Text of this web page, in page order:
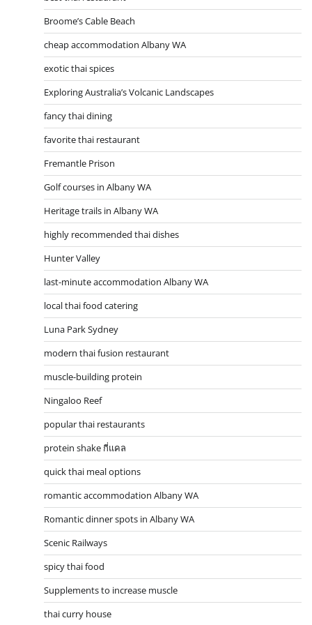
Broome’s Cable Beach
cheap accommodation Albany WA
exotic thai spices
Exploring Australia’s Volcanic Landscapes
fancy thai dining
favorite thai restaurant
Fremantle Prison
Golf courses in Albany WA
Heritage trails in Albany WA
highly recommended thai dishes
Hunter Valley
last-minute accommodation Albany WA
local thai food catering
Luna Park Sydney
modern thai fusion restaurant
muscle-building protein
Ningaloo Reef
popular thai restaurants
protein shake กี่แคล
quick thai meal options
romantic accommodation Albany WA
Romantic dinner spots in Albany WA
Scenic Railways
spicy thai food
Supplements to increase muscle
thai curry house